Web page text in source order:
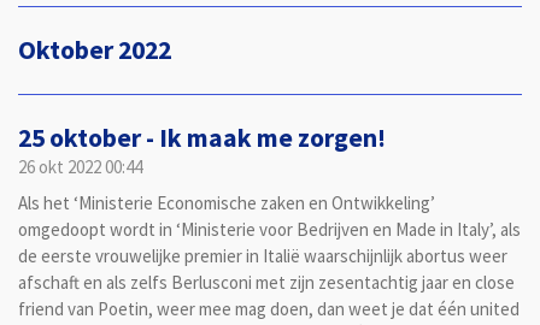
Oktober 2022
25 oktober - Ik maak me zorgen!
26 okt 202200:44
Als het ‘Ministerie Economische zaken en Ontwikkeling’
omgedoopt wordt in ‘Ministerie voor Bedrijven en Made in Italy’, als
de eerste vrouwelijke premier in Italië waarschijnlijk abortus weer
afschaft en als zelfs Berlusconi met zijn zesentachtig jaar en close
friend van Poetin, weer mee mag doen, dan weet je dat één united